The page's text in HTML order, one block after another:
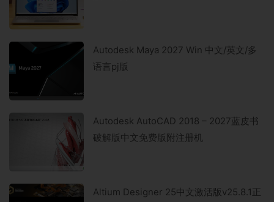
Autodesk Maya 2027 Win 中文/英文/多
语言pj版
Autodesk AutoCAD 2018 – 2027蓝皮书
破解版中文免费版附注册机
Altium Designer 25中文激活版v25.8.1正